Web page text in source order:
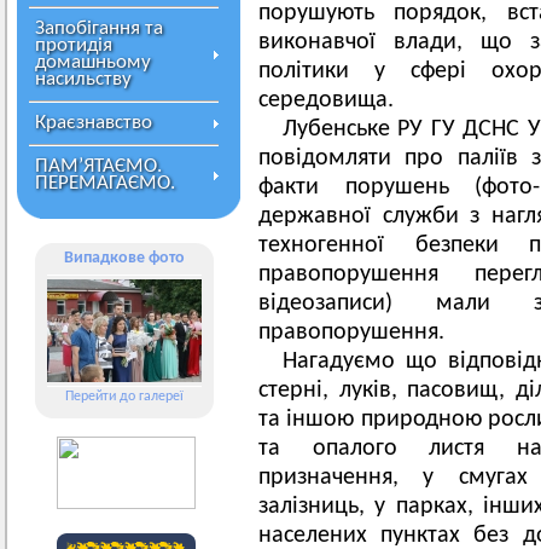
Запобігання та
протидія
домашньому
насильству
Краєзнавство
ПАМ’ЯТАЄМО.
ПЕРЕМАГАЄМО.
Випадкове фото
Перейти до галереї
порушують порядок,
виконавчої влади, що
політики у сфері
середовища.
Лубенське РУ ГУ ДСНС
повідомляти про
факти порушень
державної служби з
техногенної
правопорушення
відеозаписи) мали
правопорушення.
Нагадуємо що
стерні, луків, пасовищ,
та іншою природною
та опалого листя на
призначення, у
залізниць, у парках,
населених пунктах без